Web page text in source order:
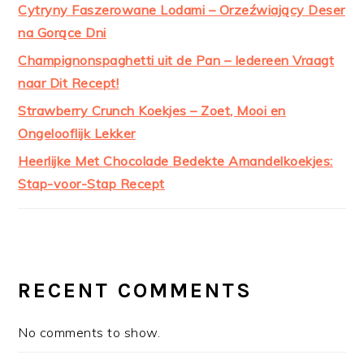
Cytryny Faszerowane Lodami – Orzeźwiający Deser
na Gorące Dni
Champignonspaghetti uit de Pan – Iedereen Vraagt
naar Dit Recept!
Strawberry Crunch Koekjes – Zoet, Mooi en
Ongelooflijk Lekker
Heerlijke Met Chocolade Bedekte Amandelkoekjes:
Stap-voor-Stap Recept
RECENT COMMENTS
No comments to show.